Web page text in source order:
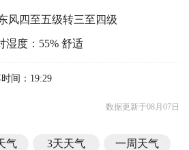
风四至五级转三至四级
湿度：55% 舒适
间：19:29
数据更新于08月07日
气 3天天气 一周天气